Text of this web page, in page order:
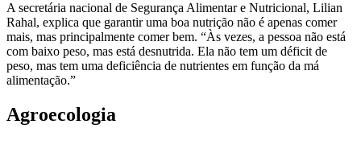
A secretária nacional de Segurança Alimentar e Nutricional, Lilian
Rahal, explica que garantir uma boa nutrição não é apenas comer
mais, mas principalmente comer bem. “Às vezes, a pessoa não está
com baixo peso, mas está desnutrida. Ela não tem um déficit de
peso, mas tem uma deficiência de nutrientes em função da má
alimentação.”
Agroecologia